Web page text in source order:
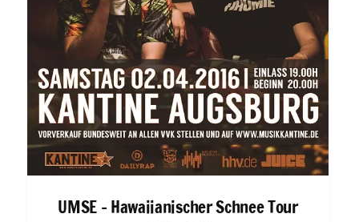
UMSE – Hawaiianischer Schnee Tour